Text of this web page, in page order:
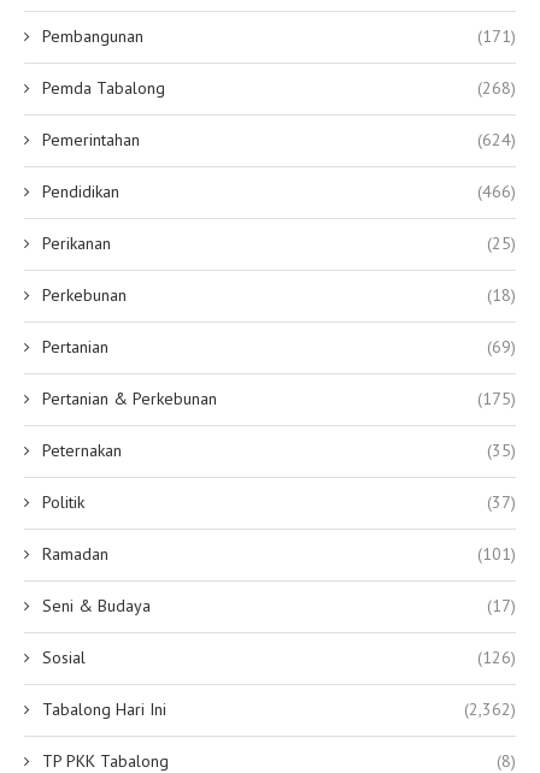
Pembangunan (171)
Pemda Tabalong (268)
Pemerintahan (624)
Pendidikan (466)
Perikanan (25)
Perkebunan (18)
Pertanian (69)
Pertanian & Perkebunan (175)
Peternakan (35)
Politik (37)
Ramadan (101)
Seni & Budaya (17)
Sosial (126)
Tabalong Hari Ini (2,362)
TP PKK Tabalong (8)